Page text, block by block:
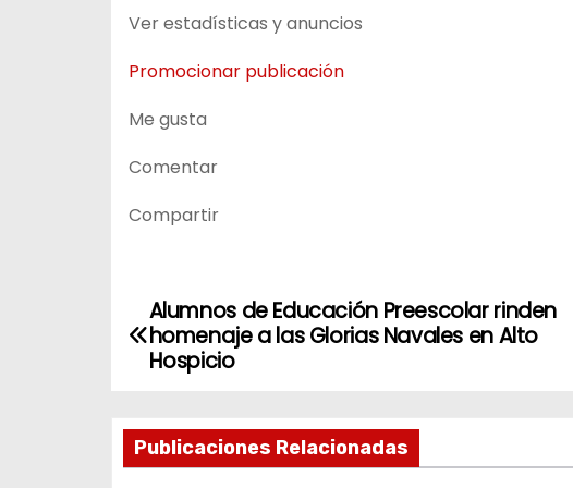
Ver estadísticas y anuncios
Promocionar publicación
Me gusta
Comentar
Compartir
N
e
Alumnos de Educación Preescolar rinden
homenaje a las Glorias Navales en Alto
Hospicio
Publicaciones Relacionadas